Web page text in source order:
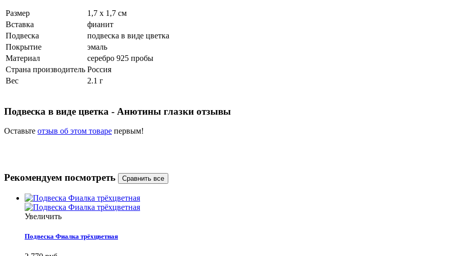
Размер
1,7 х 1,7 см
Вставка
фианит
Подвеска
подвеска в виде цветка
Покрытие
эмаль
Материал
серебро 925 пробы
Страна производитель Россия
Вес
2.1 г
Подвеска в виде цветка - Анютины глазки отзывы
Оставьте отзыв об этом товаре первым!
Рекомендуем посмотреть
Увеличить
Подвеска Фиалка трёхцветная